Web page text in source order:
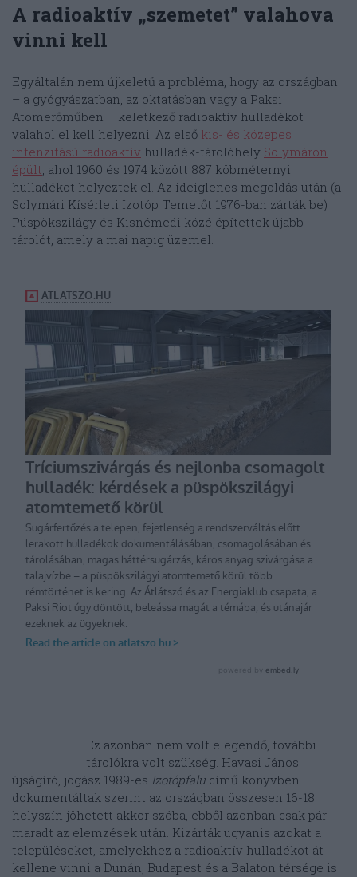
A radioaktív „szemetet” valahova
vinni kell
Egyáltalán nem újkeletű a probléma, hogy az országban
– a gyógyászatban, az oktatásban vagy a Paksi
Atomerőműben – keletkező radioaktív hulladékot
valahol el kell helyezni. Az első kis- és közepes
intenzitású radioaktív hulladék-tárolóhely Solymáron
épült , ahol 1960 és 1974 között 887 köbméternyi
hulladékot helyeztek el. Az ideiglenes megoldás után (a
Solymári Kísérleti Izotóp Temetőt 1976-ban zárták be)
Püspökszilágy és Kisnémedi közé építettek újabb
tárolót, amely a mai napig üzemel.
Ez azonban nem volt elegendő, további
tárolókra volt szükség. Havasi János
újságíró, jogász 1989-es Izotópfalu című könyvben
dokumentáltak szerint az országban összesen 16-18
helyszín jöhetett akkor szóba, ebből azonban csak pár
maradt az elemzések után. Kizárták ugyanis azokat a
településeket, amelyekhez a radioaktív hulladékot át
kellene vinni a Dunán, Budapest és a Balaton térsége is